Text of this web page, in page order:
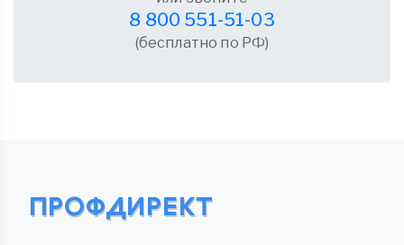
8 800 551-51-03
(бесплатно по РФ)